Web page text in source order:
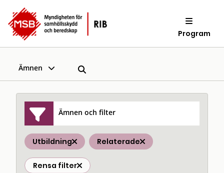
Program
Ämnen
Ämnen och filter
Utbildning Relaterade
Rensa filter